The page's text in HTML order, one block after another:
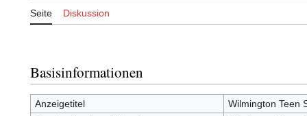
Seite Diskussion
Basisinformationen
Anzeigetitel
Wilmington Teen